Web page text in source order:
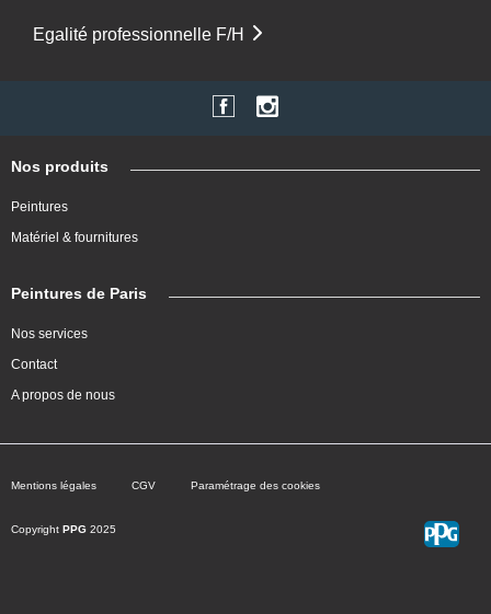
Egalité professionnelle F/H
Nos produits
Peintures
Matériel & fournitures
Peintures de Paris
Nos services
Contact
A propos de nous
Mentions légales CGV Paramétrage des cookies
Copyright PPG 2025